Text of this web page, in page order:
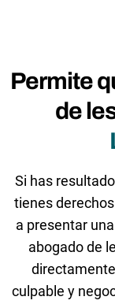
Permite
de
Si has
tienes
a presentar
abogado de
culpable y